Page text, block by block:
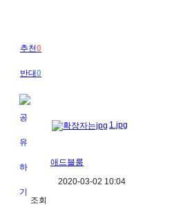
추천0
반대0
1.jpg
애드블룸
2020-03-02 10:04
조회